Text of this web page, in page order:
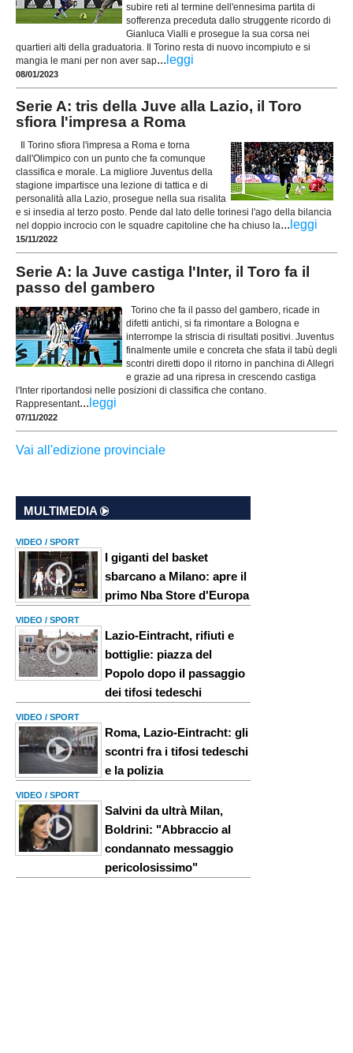
subire reti al termine dell'ennesima partita di
sofferenza preceduta dallo struggente ricordo di
Gianluca Vialli e prosegue la sua corsa nei
quartieri alti della graduatoria. Il Torino resta di nuovo incompiuto e si
mangia le mani per non aver sap... leggi
08/01/2023
Serie A: tris della Juve alla Lazio, il Toro
sfiora l'impresa a Roma
Il Torino sfiora l'impresa a Roma e torna
dall'Olimpico con un punto che fa comunque
classifica e morale. La migliore Juventus della
stagione impartisce una lezione di tattica e di
personalità alla Lazio, prosegue nella sua risalita
e si insedia al terzo posto. Pende dal lato delle torinesi l'ago della bilancia
nel doppio incrocio con le squadre capitoline che ha chiuso la... leggi
15/11/2022
Serie A: la Juve castiga l'Inter, il Toro fa il
passo del gambero
Torino che fa il passo del gambero, ricade in
difetti antichi, si fa rimontare a Bologna e
interrompe la striscia di risultati positivi. Juventus
finalmente umile e concreta che sfata il tabù degli
scontri diretti dopo il ritorno in panchina di Allegri
e grazie ad una ripresa in crescendo castiga
l'Inter riportandosi nelle posizioni di classifica che contano.
Rappresentant... leggi
07/11/2022
Vai all'edizione provinciale
MULTIMEDIA
VIDEO / SPORT
I giganti del basket
sbarcano a Milano: apre il
primo Nba Store d'Europa
VIDEO / SPORT
Lazio-Eintracht, rifiuti e
bottiglie: piazza del
Popolo dopo il passaggio
dei tifosi tedeschi
VIDEO / SPORT
Roma, Lazio-Eintracht: gli
scontri fra i tifosi tedeschi
e la polizia
VIDEO / SPORT
Salvini da ultrà Milan,
Boldrini: "Abbraccio al
condannato messaggio
pericolosissimo"